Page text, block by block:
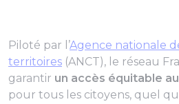
Piloté par l’Agence nationale
territoires (ANCT), le réseau
garantir un accès équitable
pour tous les citoyens, quel